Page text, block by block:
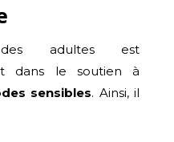
des adultes est
dans le soutien à
sensibles. Ainsi, il